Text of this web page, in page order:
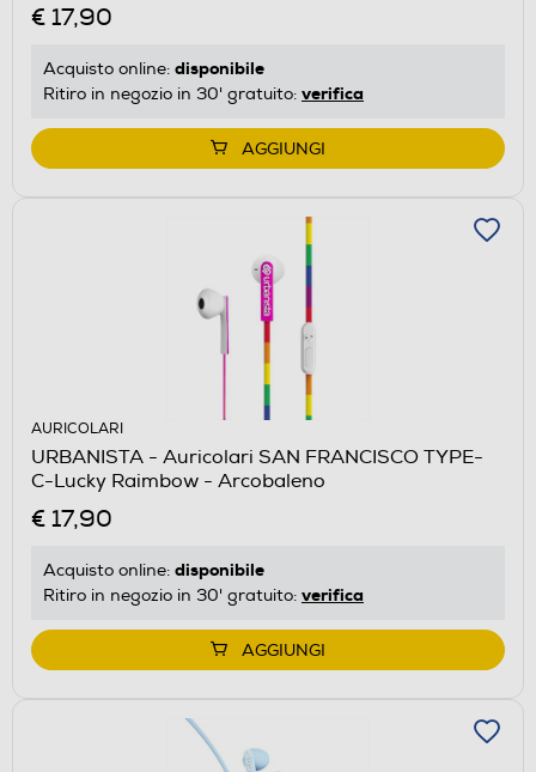
€ 17,90
Acquisto online: disponibile
Ritiro in negozio in 30' gratuito: verifica
AGGIUNGI
AURICOLARI
URBANISTA - Auricolari SAN FRANCISCO TYPE-
C-Lucky Raimbow - Arcobaleno
€ 17,90
Acquisto online: disponibile
Ritiro in negozio in 30' gratuito: verifica
AGGIUNGI